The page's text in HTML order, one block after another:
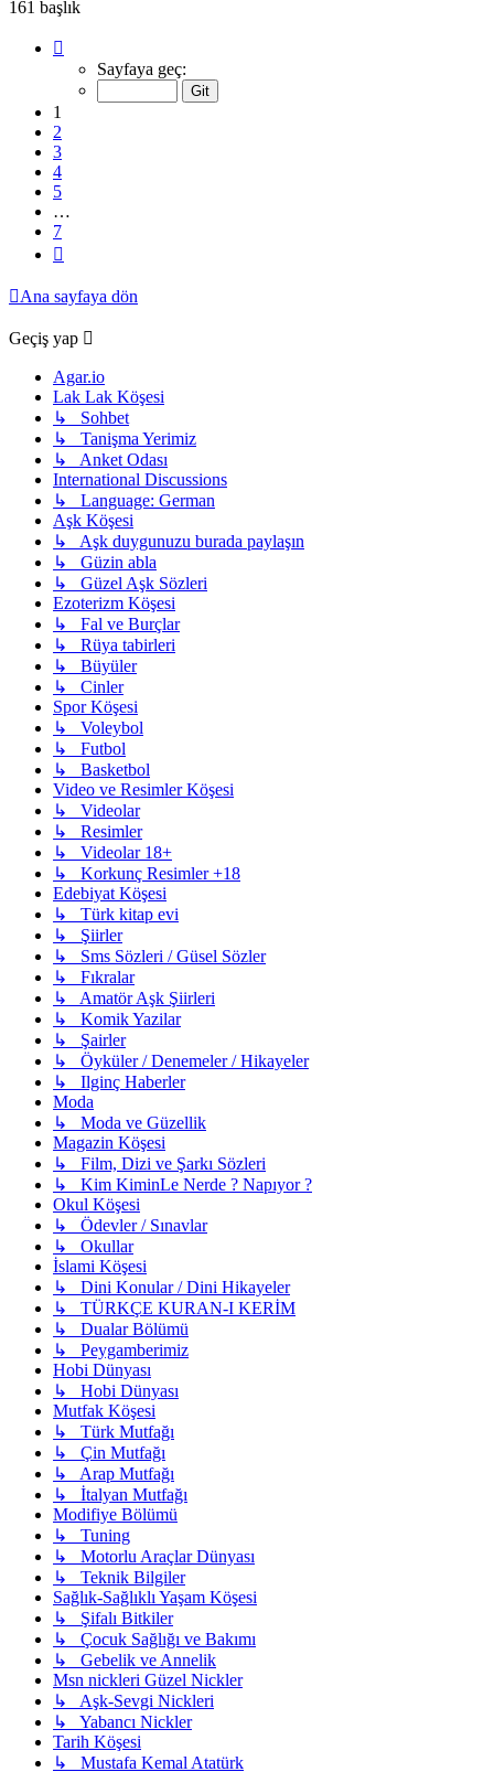
161 başlık
sayfa
(Toplam
Sayfaya geç:
1
2
3
4
5
…
7
Ana sayfaya dön
Geçiş yap
Agar.io
Lak Lak Köşesi
↳ Sohbet
↳ Tanişma Yerimiz
↳ Anket Odası
International Discussions
↳ Language: German
Aşk Köşesi
↳ Aşk duygunuzu burada paylaşın
↳ Güzin abla
↳ Güzel Aşk Sözleri
Ezoterizm Köşesi
↳ Fal ve Burçlar
↳ Rüya tabirleri
↳ Büyüler
↳ Cinler
Spor Köşesi
↳ Voleybol
↳ Futbol
↳ Basketbol
Video ve Resimler Köşesi
↳ Videolar
↳ Resimler
↳ Videolar 18+
↳ Korkunç Resimler +18
Edebiyat Köşesi
↳ Türk kitap evi
↳ Şiirler
↳ Sms Sözleri / Güsel Sözler
↳ Fıkralar
↳ Amatör Aşk Şiirleri
↳ Komik Yazilar
↳ Şairler
↳ Öyküler / Denemeler / Hikayeler
↳ Ilginç Haberler
Moda
↳ Moda ve Güzellik
Magazin Köşesi
↳ Film, Dizi ve Şarkı Sözleri
↳ Kim KiminLe Nerde ? Napıyor ?
Okul Köşesi
↳ Ödevler / Sınavlar
↳ Okullar
İslami Köşesi
↳ Dini Konular / Dini Hikayeler
↳ TÜRKÇE KURAN-I KERİM
↳ Dualar Bölümü
↳ Peygamberimiz
Hobi Dünyası
↳ Hobi Dünyası
Mutfak Köşesi
↳ Türk Mutfağı
↳ Çin Mutfağı
↳ Arap Mutfağı
↳ İtalyan Mutfağı
Modifiye Bölümü
↳ Tuning
↳ Motorlu Araçlar Dünyası
↳ Teknik Bilgiler
Sağlık-Sağlıklı Yaşam Köşesi
↳ Şifalı Bitkiler
↳ Çocuk Sağlığı ve Bakımı
↳ Gebelik ve Annelik
Msn nickleri Güzel Nickler
↳ Aşk-Sevgi Nickleri
↳ Yabancı Nickler
Tarih Köşesi
↳ Mustafa Kemal Atatürk